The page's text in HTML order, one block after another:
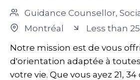
Guidance Counsellor,
Montréal
Less than
Notre mission est de vous
d'orientation adaptée à
votre vie. Que vous ayez 21,